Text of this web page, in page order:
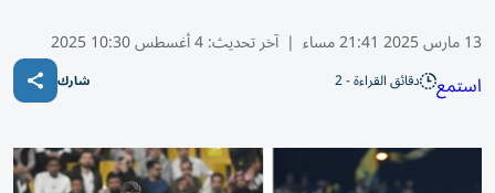
13 مارس 2025 21:41 مساء | آخر تحديث:4 أغسطس 10:30 2025
استمع دقائق القراءة - 2 شارك